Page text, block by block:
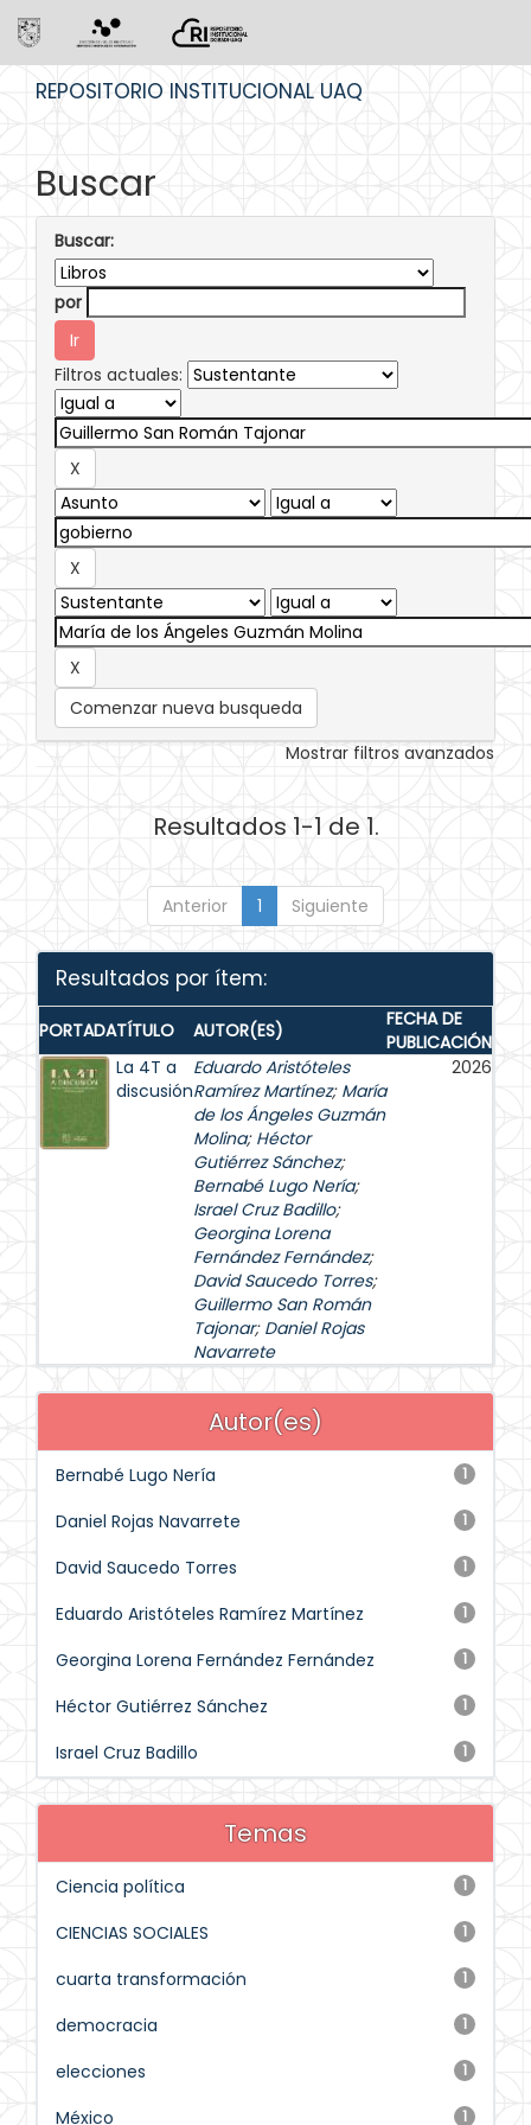
REPOSITORIO INSTITUCIONAL UAQ
Buscar
Buscar:
por
Filtros actuales:
Comenzar nueva busqueda
Mostrar filtros avanzados
Resultados 1-1 de 1.
Anterior 1 Siguiente
Resultados por ítem:
PORTADATÍTULO AUTOR(ES)
FECHA DE
PUBLICACIÓN
La 4T a
discusión
Eduardo Aristóteles
Ramírez Martínez; María
de los Ángeles Guzmán
Molina; Héctor
Gutiérrez Sánchez;
Bernabé Lugo Nería;
Israel Cruz Badillo;
Georgina Lorena
Fernández Fernández;
David Saucedo Torres;
Guillermo San Román
Tajonar; Daniel Rojas
Navarrete
2026
Autor(es)
1
Bernabé Lugo Nería
1
Daniel Rojas Navarrete
1
David Saucedo Torres
1
Eduardo Aristóteles Ramírez Martínez
1
Georgina Lorena Fernández Fernández
1
Héctor Gutiérrez Sánchez
1
Israel Cruz Badillo
Temas
1
Ciencia política
1
CIENCIAS SOCIALES
1
cuarta transformación
1
democracia
1
elecciones
1
México